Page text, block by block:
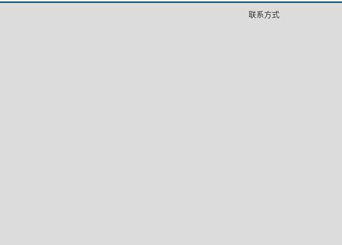
联系方式